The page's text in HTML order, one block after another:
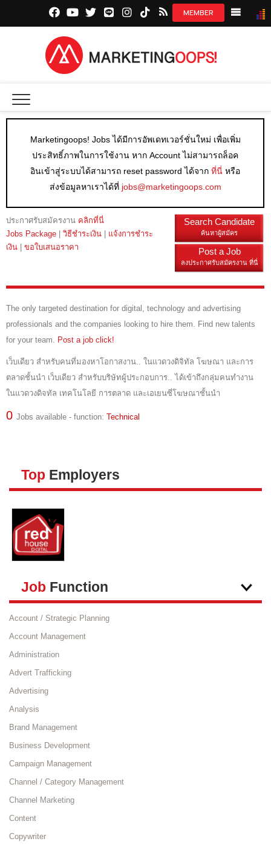
MEDIA
INSIGHT
DIGITAL
JOBS
JOBS
วิธีลงปร
วิธีชำระ
facebook.com
youtube.com
twitter.com
line.meinstagram.com
tiktok.com
Marketingoops! Jobs ได้มีการอัพเดทเวอร์ชั่นใหม่ เพื่อเพิ่ม
ประสิทธิ์ภาพในการใช้งาน หาก Account ไม่สามารถล็อค
อินเข้าสู่ระบบได้สามารถ reset password ได้จาก ที่นี่ หรือ
ส่งข้อมูลหาเราได้ที่ jobs@marketingoops.com
ประกาศรับสมัครงาน คลิกที่นี่
Jobs Package
วิธีชำระเงิน
แจ้งการชำระ
เงิน
ขอใบเสนอราคา
Search Candidate
ค้นหาผู้สมัคร
Post a Job
ลงประกาศรับสมัครงาน ที่นี่
The only targeted destination for digital, technology and advertising
professionals and the companies looking to hire them. Find new talents
for your team. Post a job click!
เว็บเดียว สำหรับคนที่มองหาโอกาสงาน.. ในแวดวงดิจิทัล โฆษณา และการ
ตลาดชั้นนำ เว็บเดียว สำหรับบริษัทผู้ประกอบการ.. ได้เข้าถึงกลุ่มคนทำงาน
ในแวดวงดิจทัล เทคโนโลยี การตลาด และเอเยนซี่โฆษณาชั้นนำ
0 Jobs available - function: Technical
Top Employers
Job Function
Account / Strategic Planning
Account Management
Administration
Advert Trafficking
Advertising
Analysis
Brand Management
Business Development
Campaign Management
Channel / Category Management
Channel Marketing
Content
Copywriter